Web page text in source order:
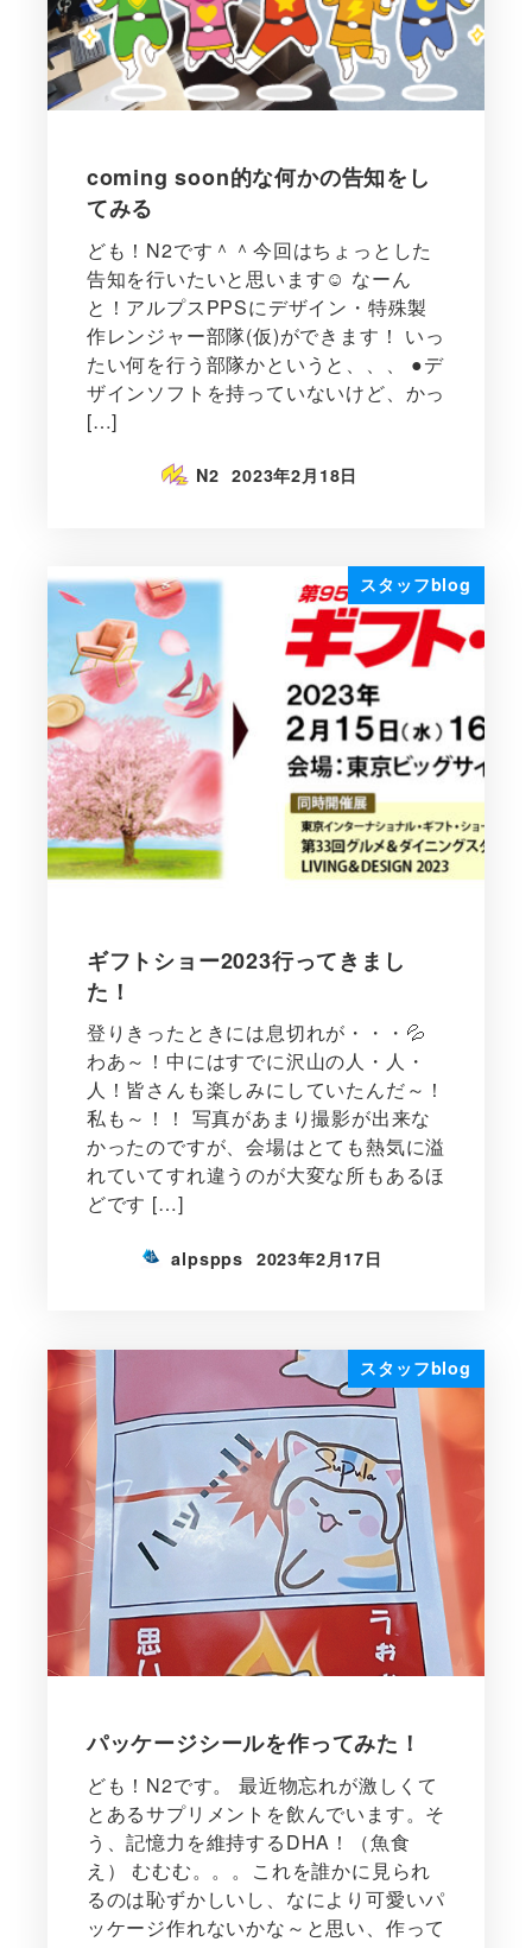
coming soon的な何かの告知をし
てみる
ども！N2です＾＾今回はちょっとした
告知を行いたいと思います☺ なーん
と！アルプスPPSにデザイン・特殊製
作レンジャー部隊(仮)ができます！ いっ
たい何を行う部隊かというと、、、 ●デ
ザインソフトを持っていないけど、かっ
[…]
N2 2023年2月18日
スタッフblog
ギフトショー2023行ってきまし
た！
登りきったときには息切れが・・・💦
わあ～！中にはすでに沢山の人・人・
人！皆さんも楽しみにしていたんだ～！
私も～！！ 写真があまり撮影が出来な
かったのですが、会場はとても熱気に溢
れていてすれ違うのが大変な所もあるほ
どです […]
alpspps 2023年2月17日
スタッフblog
パッケージシールを作ってみた！
ども！N2です。 最近物忘れが激しくて
とあるサプリメントを飲んでいます。そ
う、記憶力を維持するDHA！（魚食
え） むむむ。。。これを誰かに見られ
るのは恥ずかしいし、なにより可愛いパ
ッケージ作れないかな～と思い、作って